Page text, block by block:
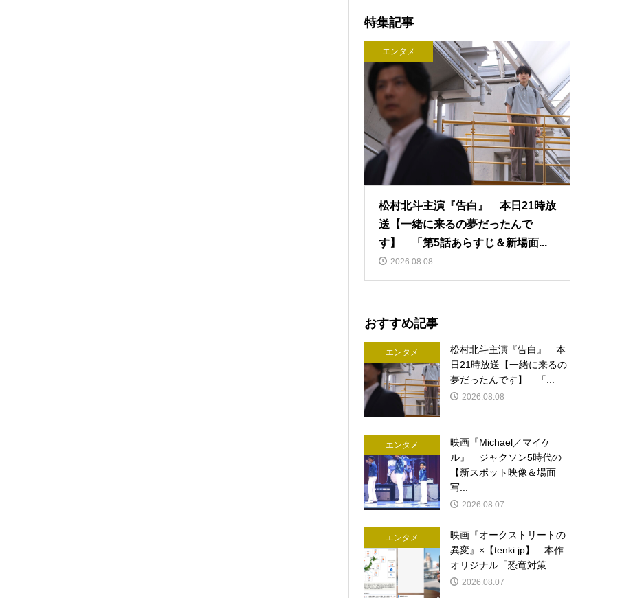
特集記事
エンタメ
松村北斗主演『告白』 本日21時放
送【一緒に来るの夢だったんで
す】 「第5話あらすじ＆新場面...
2026.08.08
おすすめ記事
エンタメ
松村北斗主演『告白』 本
日21時放送【一緒に来るの
夢だったんです】 「...
2026.08.08
エンタメ
映画『Michael／マイケ
ル』 ジャクソン5時代の
【新スポット映像＆場面
写...
2026.08.07
エンタメ
映画『オークストリートの
異変』×【tenki.jp】 本作
オリジナル「恐竜対策...
2026.08.07